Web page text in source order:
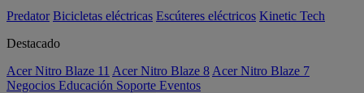
Predator Bicicletas eléctricas Escúteres eléctricos Kinetic Tech
Destacado
Acer Nitro Blaze 11 Acer Nitro Blaze 8 Acer Nitro Blaze 7
Negocios Educación Soporte Eventos